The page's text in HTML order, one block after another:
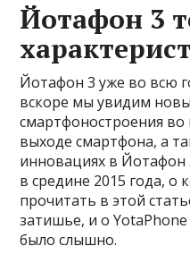
Йотафон 3
Йотафон 3 уже во всю
вскоре мы увидим
смартфоностроения во
выходе смартфона, а
инновациях в Йотафон
в средине 2015 года,
прочитать в этой
затишье, и о
было слышно.